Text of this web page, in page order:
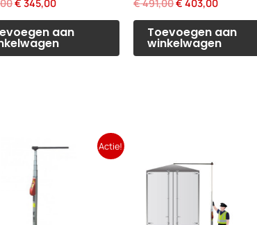
was:
€ 433,00.
€ 345,00
is:
€ 345,00.
aan
€491,00
was:
€ 491,00.
€ 403,00
is:
€ 403,00.
Toevoegen aan
winkelwagen
Actie!